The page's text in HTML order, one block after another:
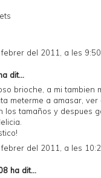
del 2011, a les 9:50
dit...
brioche, a mi tambien
meterme a amasar, ver
los tamaños y despues
del 2011, a les
ha dit...